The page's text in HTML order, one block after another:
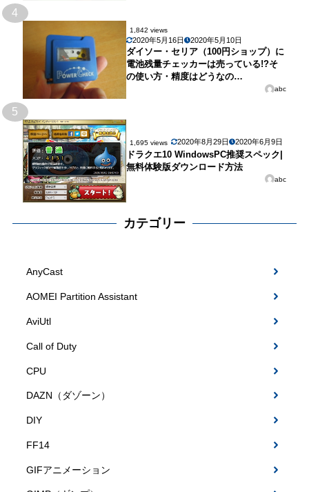
4
1,842 views
2020年5月16日 2020年5月10日
ダイソー・セリア（100円ショップ）に
電池残量チェッカーは売っている!?そ
の使い方・精度はどうなの…
abc
5
1,695 views 2020年8月29日 2020年6月9日
ドラクエ10 WindowsPC推奨スペック|
無料体験版ダウンロード方法
abc
カテゴリー
AnyCast
AOMEI Partition Assistant
AviUtl
Call of Duty
CPU
DAZN（ダゾーン）
DIY
FF14
GIFアニメーション